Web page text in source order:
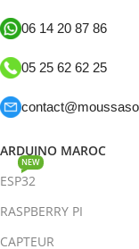
06 14 20 87 86
05 25 62 62 25
ARDUINO MAROC
ESP32
NEW
RASPBERRY PI
CAPTEUR